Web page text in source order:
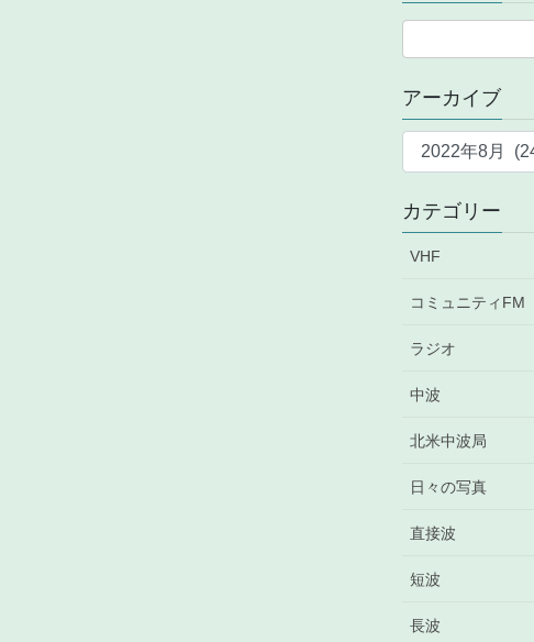
アーカイブ
ア
イ
ブ
カテゴリー
VHF
コミュニティFM
ラジオ
中波
北米中波局
日々の写真
直接波
短波
長波